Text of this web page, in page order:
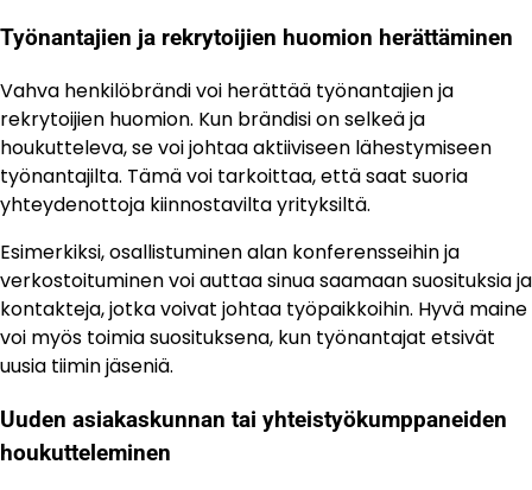
Työnantajien ja rekrytoijien huomion herättäminen
Vahva henkilöbrändi voi herättää työnantajien ja
rekrytoijien huomion. Kun brändisi on selkeä ja
houkutteleva, se voi johtaa aktiiviseen lähestymiseen
työnantajilta. Tämä voi tarkoittaa, että saat suoria
yhteydenottoja kiinnostavilta yrityksiltä.
Esimerkiksi, osallistuminen alan konferensseihin ja
verkostoituminen voi auttaa sinua saamaan suosituksia ja
kontakteja, jotka voivat johtaa työpaikkoihin. Hyvä maine
voi myös toimia suosituksena, kun työnantajat etsivät
uusia tiimin jäseniä.
Uuden asiakaskunnan tai yhteistyökumppaneiden
houkutteleminen